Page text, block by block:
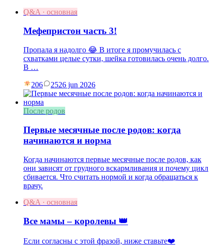
Q&A · основная
Мефепристон часть 3!
Пропала я надолго 😂 В итоге я промучилась с
схватками целые сутки, шейка готовилась очень долго.
В …
206 2526 jun 2026
После родов
Первые месячные после родов: когда
начинаются и норма
Когда начинаются первые месячные после родов, как
они зависят от грудного вскармливания и почему цикл
сбивается. Что считать нормой и когда обращаться к
врачу.
Q&A · основная
Все мамы – королевы 👑
Если согласны с этой фразой, ниже ставьте❤️